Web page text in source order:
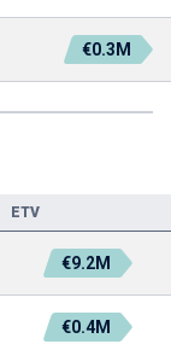
€0.3M
ETV
€9.2M
€0.4M